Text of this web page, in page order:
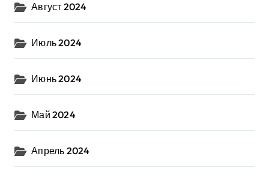
Август 2024
Июль 2024
Июнь 2024
Май 2024
Апрель 2024